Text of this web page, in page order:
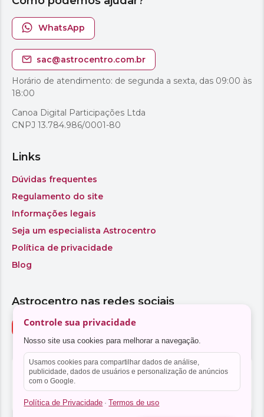
Controle sua privacidade
Nosso site usa cookies para melhorar a navegação.
Usamos cookies para compartilhar dados de análise,
publicidade, dados de usuários e personalização de anúncios
com o Google.
Política de Privacidade · Termos de uso